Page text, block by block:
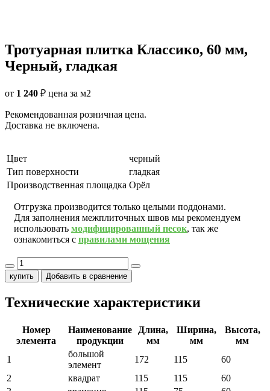
Тротуарная плитка Классико, 60 мм,
Черный, гладкая
от 1 240 ₽ цена за м2
Рекомендованная розничная цена.
Доставка не включена.
Цвет
черный
Тип поверхности
гладкая
Производственная площадка Орёл
Отгрузка производится только целыми поддонами.
Для заполнения межплиточных швов мы рекомендуем
использовать модифицированный песок, так же
ознакомиться с правилами мощения
купить Добавить в сравнение
Технические характеристики
Номер
элемента
Наименование
продукции
Длина,
мм
Ширина,
мм
Высота,
мм
1
большой
элемент
172 115
60
2
квадрат 115 115
60